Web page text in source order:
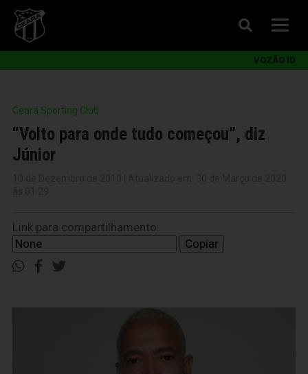
VOZÃO ID
Ceará Sporting Club
“Volto para onde tudo começou”, diz
Júnior
Link para compartilhamento:
Copiar